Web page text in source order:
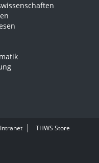
Intranet THWS Store